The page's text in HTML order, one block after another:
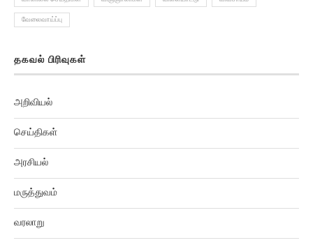
வானிலை செய்திகள்
தகவல் பிரிவுகள்
அறிவியல்
செய்திகள்
அரசியல்
மருத்துவம்
வரலாறு